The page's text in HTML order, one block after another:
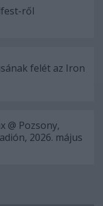
ről
felét az Iron
@ Pozsony,
2026. május